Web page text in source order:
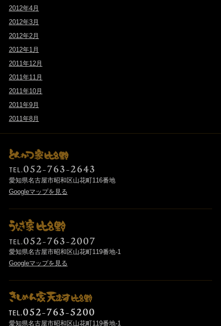
2012年4月
2012年3月
2012年2月
2012年1月
2011年12月
2011年11月
2011年10月
2011年9月
2011年8月
愛知県名古屋市昭和区山花町116番地
Googleマップを見る
愛知県名古屋市昭和区山花町119番地-1
Googleマップを見る
愛知県名古屋市昭和区山花町119番地-1